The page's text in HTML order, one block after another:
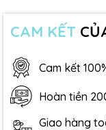
CAM KẾT
Cam kết
Hoàn tiền
Giao hàng